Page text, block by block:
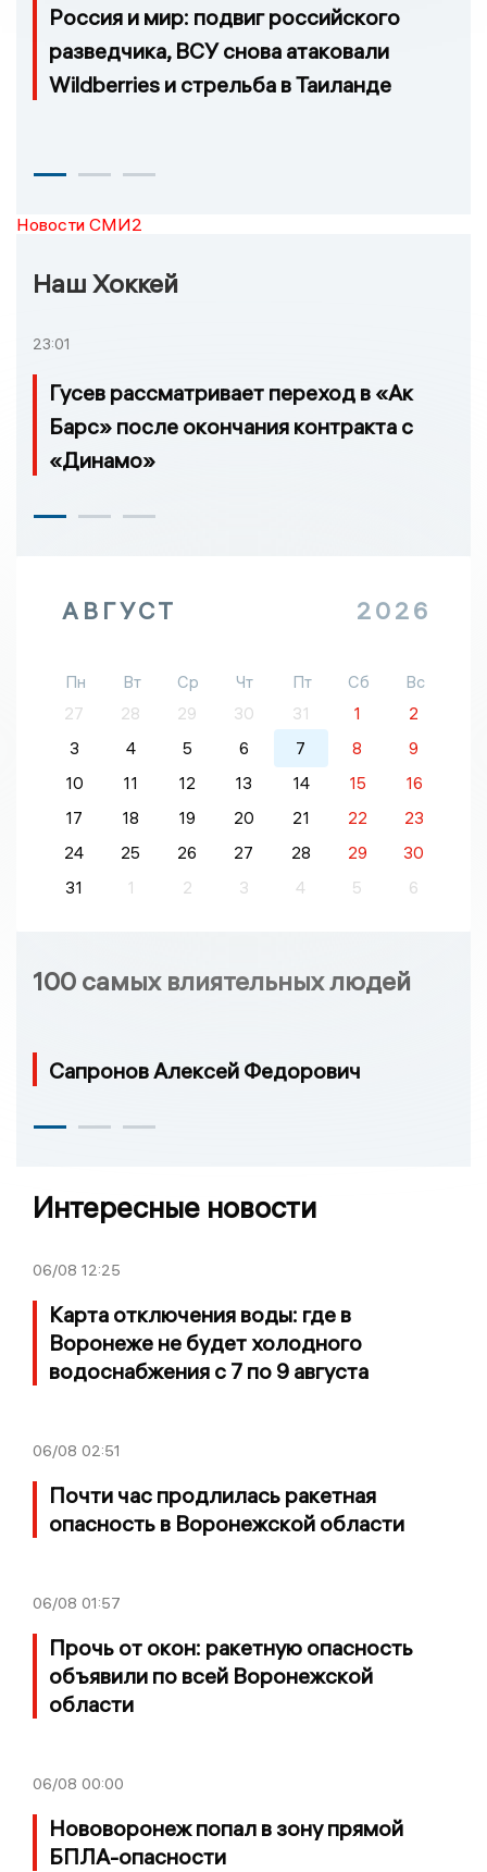
Россия и мир: подвиг российского
разведчика, ВСУ снова атаковали
Wildberries и стрельба в Таиланде
Новости СМИ2
Наш Хоккей
23:01
Гусев рассматривает переход в «Ак
Барс» после окончания контракта с
«Динамо»
АВГУСТ 2026
Пн Вт Ср Чт Пт Сб
Вс
27
28 29 30 31 1
2
3
4 5 6 7 8
9
10
11 12 13 14 15
16
17
18 19 20 21 22
23
24
25 26 27 28 29
30
31
1 2 3 4 5 6
100 самых влиятельных людей
Сапронов Алексей Федорович
Интересные новости
06/08 12:25
Карта отключения воды: где в
Воронеже не будет холодного
водоснабжения с 7 по 9 августа
06/08 02:51
Почти час продлилась ракетная
опасность в Воронежской области
06/08 01:57
Прочь от окон: ракетную опасность
объявили по всей Воронежской
области
06/08 00:00
Нововоронеж попал в зону прямой
БПЛА-опасности